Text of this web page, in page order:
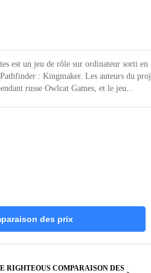
est un jeu de rôle sur ordinateur sorti en
: Kingmaker. Les auteurs du
russe Owlcat Games, et le jeu...
des prix
RIGHTEOUS COMPARAISON DES